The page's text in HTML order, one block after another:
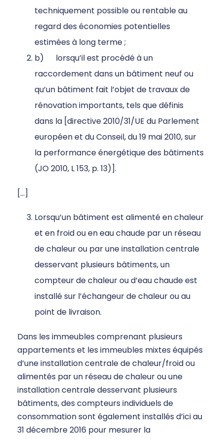
techniquement possible ou rentable au
regard des économies potentielles
estimées à long terme ;
b) lorsqu’il est procédé à un
raccordement dans un bâtiment neuf ou
qu’un bâtiment fait l’objet de travaux de
rénovation importants, tels que définis
dans la [directive 2010/31/UE du Parlement
européen et du Conseil, du 19 mai 2010, sur
la performance énergétique des bâtiments
(JO 2010, L 153, p. 13)].
[…]
Lorsqu’un bâtiment est alimenté en chaleur
et en froid ou en eau chaude par un réseau
de chaleur ou par une installation centrale
desservant plusieurs bâtiments, un
compteur de chaleur ou d’eau chaude est
installé sur l’échangeur de chaleur ou au
point de livraison.
Dans les immeubles comprenant plusieurs
appartements et les immeubles mixtes équipés
d’une installation centrale de chaleur/froid ou
alimentés par un réseau de chaleur ou une
installation centrale desservant plusieurs
bâtiments, des compteurs individuels de
consommation sont également installés d’ici au
31 décembre 2016 pour mesurer la